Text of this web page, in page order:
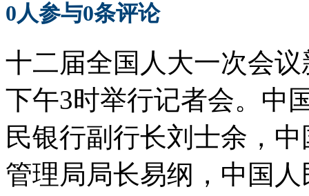
0人参与0条评论
十二届全国人大一次会
下午3时举行记者会。中
民银行副行长刘士余，
管理局局长易纲，中国